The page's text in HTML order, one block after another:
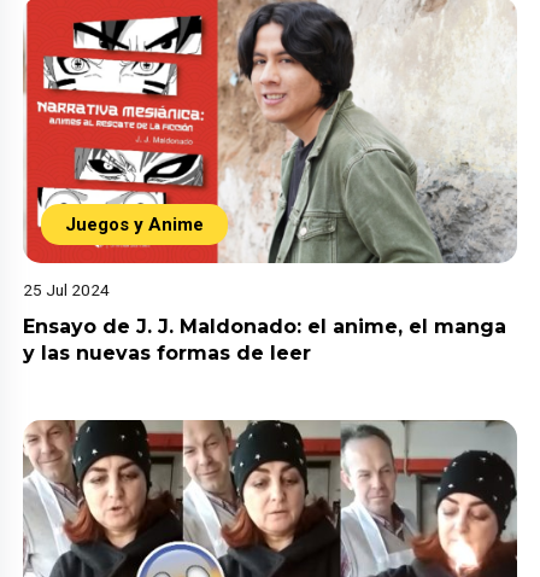
Juegos y Anime
25 Jul 2024
Ensayo de J. J. Maldonado: el anime, el manga
y las nuevas formas de leer